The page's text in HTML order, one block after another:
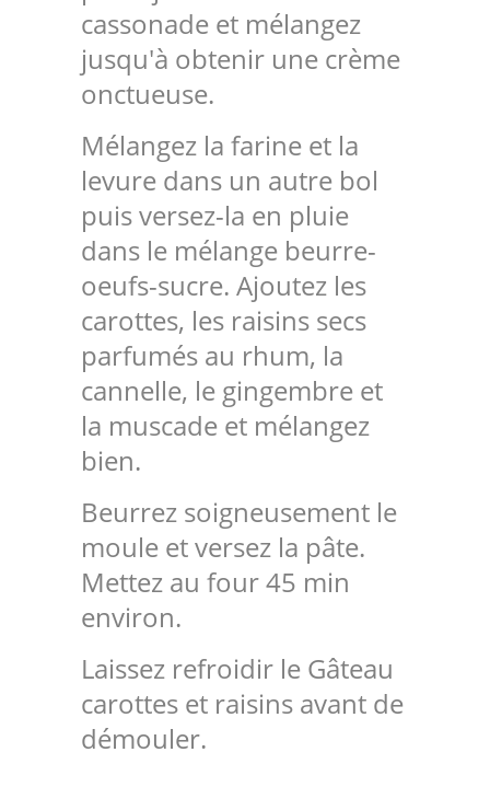
cassonade et mélangez
jusqu'à obtenir une crème
onctueuse.
Mélangez la farine et la
levure dans un autre bol
puis versez-la en pluie
dans le mélange beurre-
oeufs-sucre. Ajoutez les
carottes, les raisins secs
parfumés au rhum, la
cannelle, le gingembre et
la muscade et mélangez
bien.
Beurrez soigneusement le
moule et versez la pâte.
Mettez au four 45 min
environ.
Laissez refroidir le Gâteau
carottes et raisins avant de
démouler.